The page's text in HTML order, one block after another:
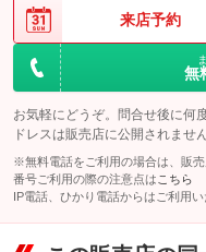
来店予約
無
お気軽にどうぞ。問合せ後に何
ドレスは販売店に公開されません
※無料電話をご利用の場合は、販
番号ご利用の際の注意点は こちら
IP電話、ひかり電話からはご利用い